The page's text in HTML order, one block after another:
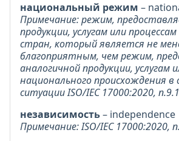
национальный режим –
Примечание: режим,
продукции, услугам или процессам
стран, который является не
благоприятным, чем режим,
аналогичной продукции, услугам
национального происхождения в
ситуации ISO/IEC 17000:2020,
независимость– independence
Примечание: ISO/IEC 17000:2020,